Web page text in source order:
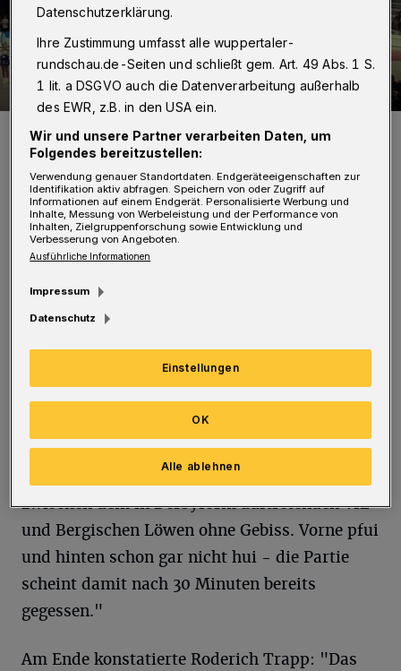
In der Schwalbe-Arena gab es für den BHC nichts zu holen.
Foto: Thorsten Hesse
Von Jörn Koldehoff
D er BHC war in der mit 4.100 Zuschauern
Minuten in der Partie (2:3), dann zogen die
von Roderich Trapp am Rundschau-
Liveticker: "Da muss man nicht viel sagen: In
Halbzeit eins war das ein Klassenunterschied
zwischen dem in Derbyform auftretenden VfL
und Bergischen Löwen ohne Gebiss. Vorne pfui
und hinten schon gar nicht hui - die Partie
scheint damit nach 30 Minuten bereits
gegessen."
Am Ende konstatierte Roderich Trapp: "Das
Datenschutzerklärung.
Ihre Zustimmung umfasst alle wuppertaler-
rundschau.de-Seiten und schließt gem. Art. 49 Abs. 1 S.
1 lit. a DSGVO auch die Datenverarbeitung außerhalb
des EWR, z.B. in den USA ein.
Wir und unsere Partner verarbeiten Daten, um
Folgendes bereitzustellen:
Verwendung genauer Standortdaten. Endgeräteeigenschaften zur
Identifikation aktiv abfragen. Speichern von oder Zugriff auf
Informationen auf einem Endgerät. Personalisierte Werbung und
Inhalte, Messung von Werbeleistung und der Performance von
Inhalten, Zielgruppenforschung sowie Entwicklung und
Verbesserung von Angeboten.
Ausführliche Informationen
Impressum
Datenschutz
Einstellungen
Alle ablehnen
OK